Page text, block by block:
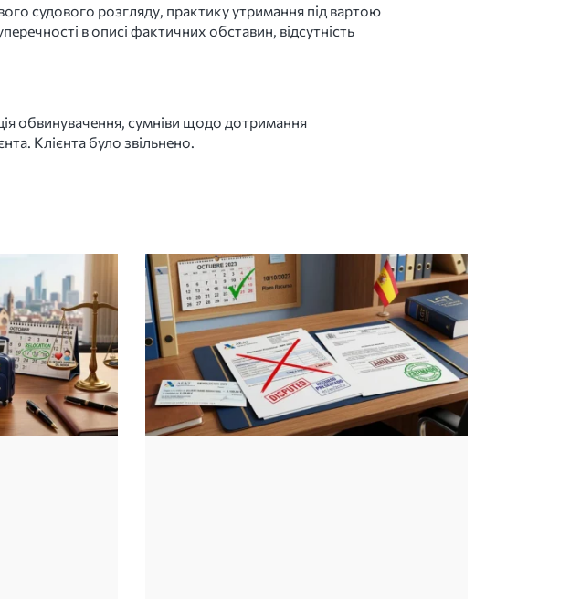
судового розгляду, практику утримання під вартою
в описі фактичних обставин, відсутність
обвинувачення, сумніви щодо дотримання
Клієнта було звільнено.